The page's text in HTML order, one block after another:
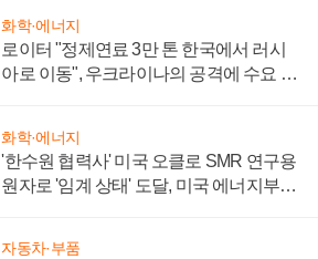
화학·에너지
로이터 "정제연료 3만 톤 한국에서 러시
아로 이동", 우크라이나의 공격에 수요 늘
화학·에너지
'한수원 협력사' 미국 오클로 SMR 연구용
원자로 '임계 상태' 도달, 미국 에너지부
자동차·부품